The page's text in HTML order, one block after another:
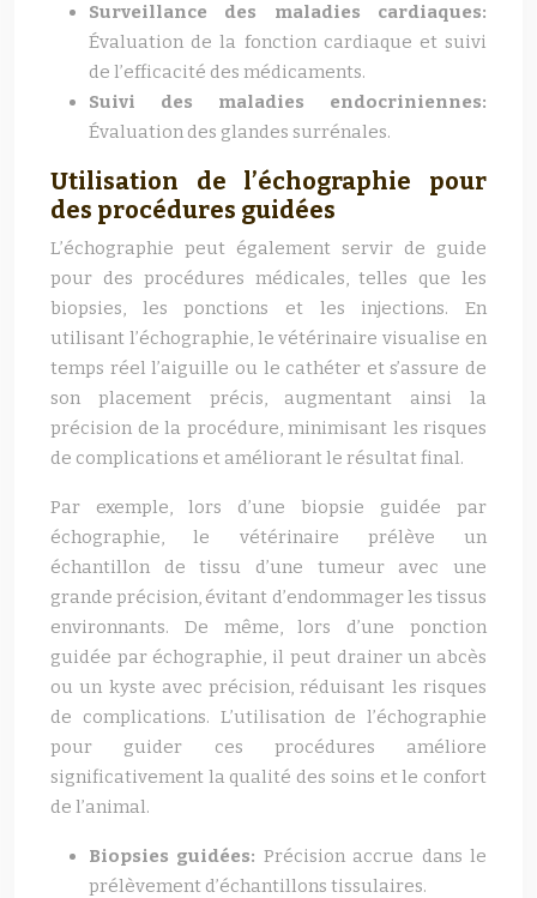
Surveillance des maladies cardiaques:
Évaluation de la fonction cardiaque et suivi
de l’efficacité des médicaments.
Suivi des maladies endocriniennes:
Évaluation des glandes surrénales.
Utilisation de l’échographie pour
des procédures guidées
L’échographie peut également servir de guide
pour des procédures médicales, telles que les
biopsies, les ponctions et les injections. En
utilisant l’échographie, le vétérinaire visualise en
temps réel l’aiguille ou le cathéter et s’assure de
son placement précis, augmentant ainsi la
précision de la procédure, minimisant les risques
de complications et améliorant le résultat final.
Par exemple, lors d’une biopsie guidée par
échographie, le vétérinaire prélève un
échantillon de tissu d’une tumeur avec une
grande précision, évitant d’endommager les tissus
environnants. De même, lors d’une ponction
guidée par échographie, il peut drainer un abcès
ou un kyste avec précision, réduisant les risques
de complications. L’utilisation de l’échographie
pour guider ces procédures améliore
significativement la qualité des soins et le confort
de l’animal.
Biopsies guidées: Précision accrue dans le
prélèvement d’échantillons tissulaires.